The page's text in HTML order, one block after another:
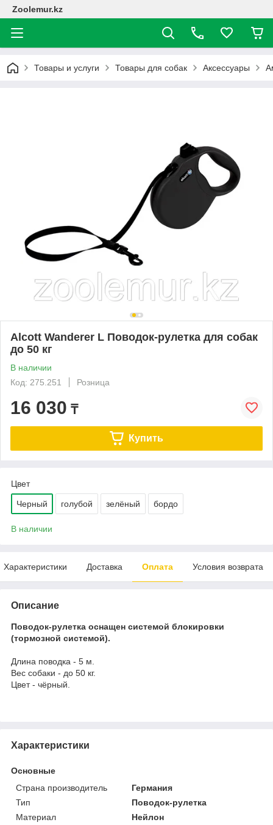
Zoolemur.kz
Товары и услуги Товары для собак Аксессуары
Alcott Wanderer L Поводок-рулетка для собак
до 50 кг
В наличии
Код: 275.251
Розница
16 030 ₸
Купить
Цвет
Черный голубой зелёный бордо
В наличии
Характеристики Доставка Оплата Условия возврата
Описание
Поводок-рулетка оснащен системой блокировки
(тормозной системой).
Длина поводка - 5 м.
Вес собаки - до 50 кг.
Цвет - чёрный.
Характеристики
Основные
Страна производитель
Германия
Тип
Поводок-рулетка
Материал
Нейлон